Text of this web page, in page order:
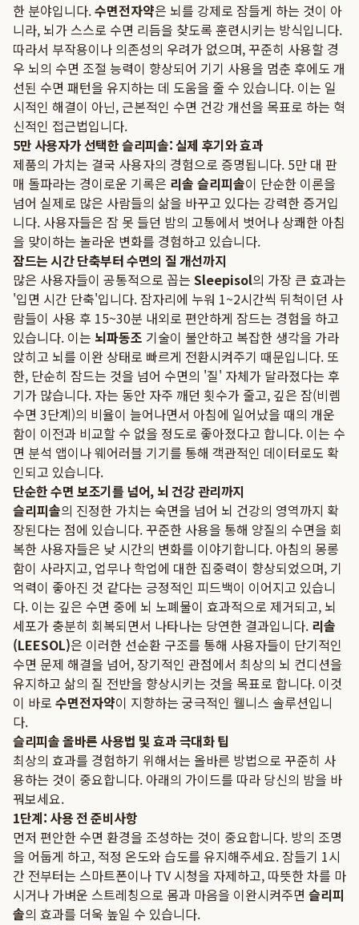
한 분야입니다.수면전자약은 뇌를 강제로 잠들게 하는 것이 아
니라, 뇌가 스스로 수면 리듬을 찾도록 훈련시키는 방식입니다.
따라서 부작용이나 의존성의 우려가 없으며, 꾸준히 사용할 경
우 뇌의 수면 조절 능력이 향상되어 기기 사용을 멈춘 후에도 개
선된 수면 패턴을 유지하는 데 도움을 줄 수 있습니다. 이는 일
시적인 해결이 아닌, 근본적인 수면 건강 개선을 목표로 하는 혁
신적인 접근법입니다.
5만 사용자가 선택한 슬리피솔: 실제 후기와 효과
제품의 가치는 결국 사용자의 경험으로 증명됩니다. 5만 대 판
매 돌파라는 경이로운 기록은 리솔 슬리피솔이 단순한 이론을
넘어 실제로 많은 사람들의 삶을 바꾸고 있다는 강력한 증거입
니다. 사용자들은 잠 못 들던 밤의 고통에서 벗어나 상쾌한 아침
을 맞이하는 놀라운 변화를 경험하고 있습니다.
잠드는 시간 단축부터 수면의 질 개선까지
많은 사용자들이 공통적으로 꼽는 Sleepisol의 가장 큰 효과는
'입면 시간 단축'입니다. 잠자리에 누워 1~2시간씩 뒤척이던 사
람들이 사용 후 15~30분 내외로 편안하게 잠드는 경험을 하고
있습니다. 이는 뇌파동조 기술이 불안하고 복잡한 생각을 가라
앉히고 뇌를 이완 상태로 빠르게 전환시켜주기 때문입니다. 또
한, 단순히 잠드는 것을 넘어 수면의 '질' 자체가 달라졌다는 후
기가 많습니다. 자는 동안 자주 깨던 횟수가 줄고, 깊은 잠(비렘
수면 3단계)의 비율이 늘어나면서 아침에 일어났을 때의 개운
함이 이전과 비교할 수 없을 정도로 좋아졌다고 합니다. 이는 수
면 분석 앱이나 웨어러블 기기를 통해 객관적인 데이터로도 확
인되고 있습니다.
단순한 수면 보조기를 넘어, 뇌 건강 관리까지
슬리피솔의 진정한 가치는 숙면을 넘어 뇌 건강의 영역까지 확
장된다는 점에 있습니다. 꾸준한 사용을 통해 양질의 수면을 회
복한 사용자들은 낮 시간의 변화를 이야기합니다. 아침의 몽롱
함이 사라지고, 업무나 학업에 대한 집중력이 향상되었으며, 기
억력이 좋아진 것 같다는 긍정적인 피드백이 이어지고 있습니
다. 이는 깊은 수면 중에 뇌 노폐물이 효과적으로 제거되고, 뇌
세포가 충분히 회복되면서 나타나는 당연한 결과입니다. 리솔
(LEESOL)은 이러한 선순환 구조를 통해 사용자들이 단기적인
수면 문제 해결을 넘어, 장기적인 관점에서 최상의 뇌 컨디션을
유지하고 삶의 질 전반을 향상시키는 것을 목표로 합니다. 이것
이 바로 수면전자약이 지향하는 궁극적인 웰니스 솔루션입니
다.
슬리피솔 올바른 사용법 및 효과 극대화 팁
최상의 효과를 경험하기 위해서는 올바른 방법으로 꾸준히 사
용하는 것이 중요합니다. 아래의 가이드를 따라 당신의 밤을 바
꿔보세요.
1단계: 사용 전 준비사항
먼저 편안한 수면 환경을 조성하는 것이 중요합니다. 방의 조명
을 어둡게 하고, 적정 온도와 습도를 유지해주세요. 잠들기 1시
간 전부터는 스마트폰이나 TV 시청을 자제하고, 따뜻한 차를 마
시거나 가벼운 스트레칭으로 몸과 마음을 이완시켜주면 슬리피
솔의 효과를 더욱 높일 수 있습니다.